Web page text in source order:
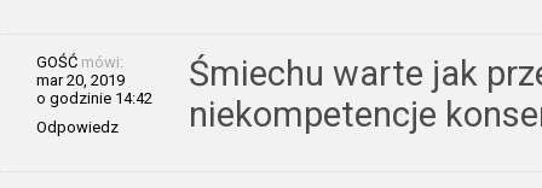
GOŚĆ mówi:
mar 20, 2019
o godzinie 14:42
Odpowiedz
Śmiechu warte jak
niekompetencje